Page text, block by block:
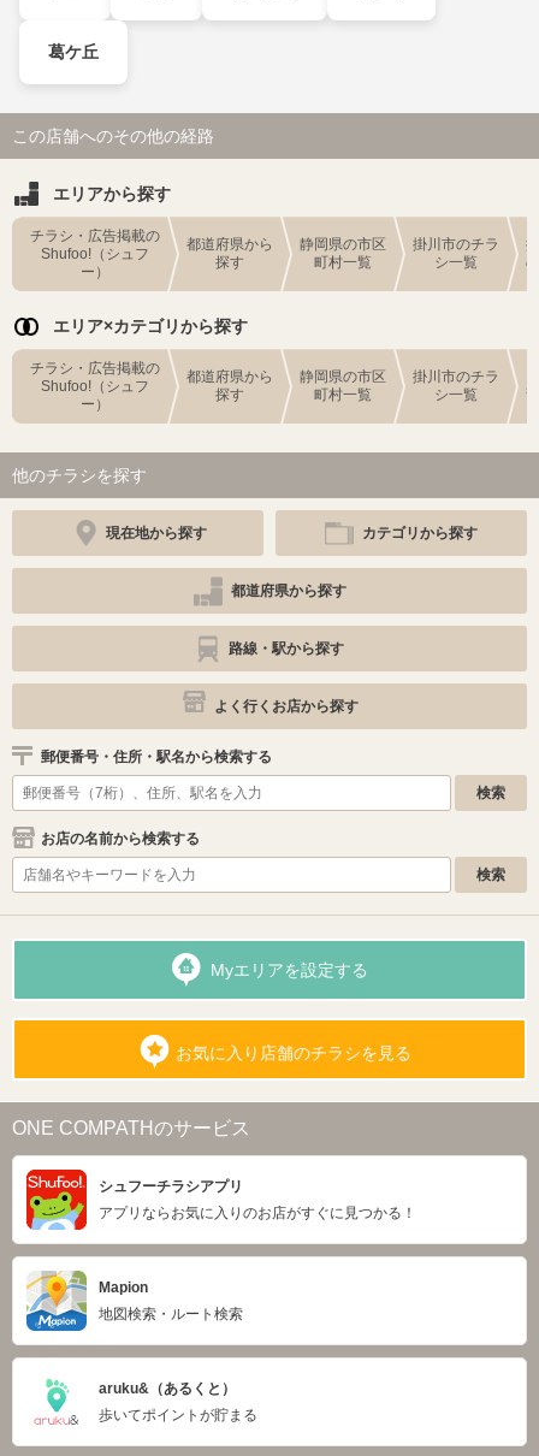
葛ケ丘
この店舗へのその他の経路
エリアから探す
チラシ・広告掲載の
Shufoo!（シュフ
ー）
都道府県から
探す
静岡県の市区
町村一覧
掛川市のチラ
シ一覧
エリア×カテゴリから探す
チラシ・広告掲載の
Shufoo!（シュフ
ー）
都道府県から
探す
静岡県の市区
町村一覧
掛川市のチラ
シ一覧
他のチラシを探す
現在地から探す カテゴリから探す
都道府県から探す
路線・駅から探す
よく行くお店から探す
郵便番号・住所・駅名から検索する
お店の名前から検索する
Myエリアを設定する
お気に入り店舗のチラシを見る
ONE COMPATHのサービス
シュフーチラシアプリ
アプリならお気に入りのお店がすぐに見つかる！
Mapion
地図検索・ルート検索
aruku&（あるくと）
歩いてポイントが貯まる